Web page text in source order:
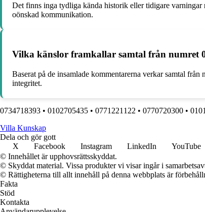
Det finns inga tydliga kända historik eller tidigare varningar
oönskad kommunikation.
Vilka känslor framkallar samtal från numret
Baserat på de insamlade kommentarerna verkar samtal
integritet.
0734718393 • 0102705435 • 0771221122 • 0770720300 •
Villa Kunskap
Dela och gör gott
X
Facebook Instagram LinkedIn YouTube
© Innehållet är upphovsrättsskyddat.
© Skyddat material. Vissa produkter vi visar ingår i
© Rättigheterna till allt innehåll på denna webbplats är
Fakta
Stöd
Kontakta